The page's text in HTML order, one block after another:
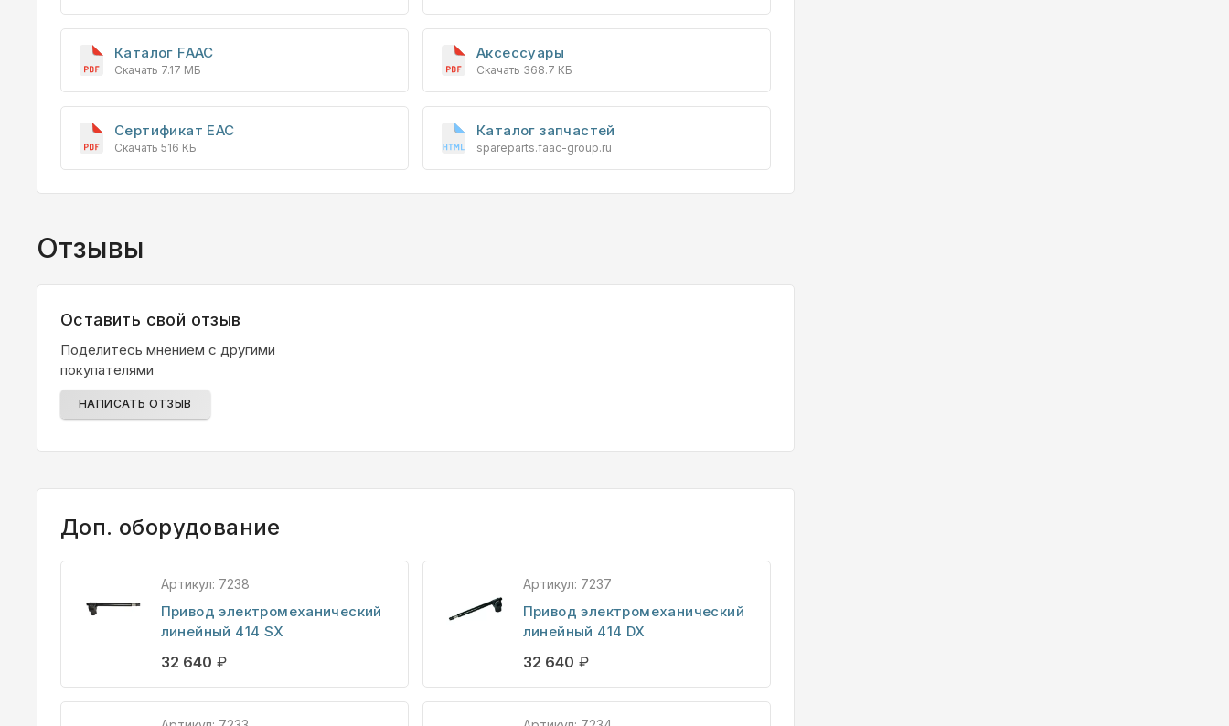
Каталог FAAC
Скачать 7.17 МБ
Аксессуары
Скачать 368.7 КБ
Сертификат EAC
Скачать 516 КБ
Каталог запчастей
spareparts.faac-group.ru
Отзывы
Оставить свой отзыв
Поделитесь мнением с другими
покупателями
НАПИСАТЬ ОТЗЫВ
Доп. оборудование
Артикул: 7238
Привод электромеханический
линейный 414 SX
32 640 ₽
Артикул: 7237
Привод электромеханический
линейный 414 DX
32 640 ₽